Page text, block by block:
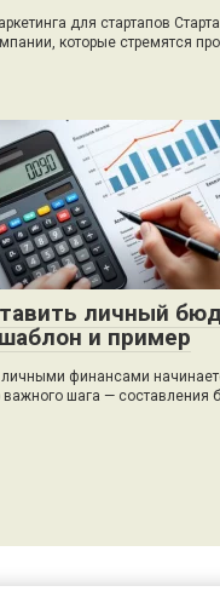
для стартапов
которые стремятся
личный
и пример
личными финансами
важного шага — составления